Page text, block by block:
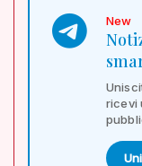
New
ricevi